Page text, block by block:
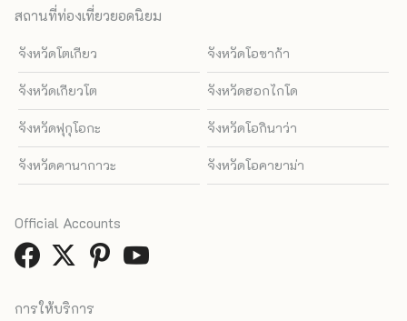
สถานที่ท่องเที่ยวยอดนิยม
จังหวัดโตเกียว จังหวัดโอซาก้า
จังหวัดเกียวโต จังหวัดฮอกไกโด
จังหวัดฟุกุโอกะ จังหวัดโอกินาว่า
จังหวัดคานากาวะ จังหวัดโอคายาม่า
การให้บริการ
Official Accounts